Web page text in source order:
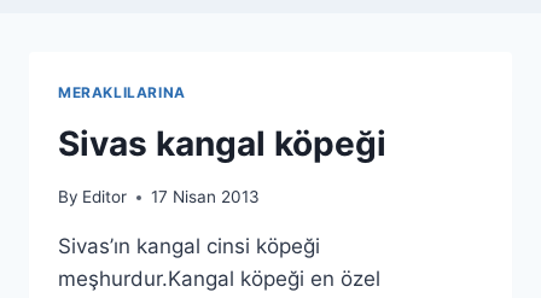
MERAKLILARINA
Sivas kangal köpeği
By Editor 17 Nisan 2013
Sivas’ın kangal cinsi köpeği
meşhurdur.Kangal köpeği en özel